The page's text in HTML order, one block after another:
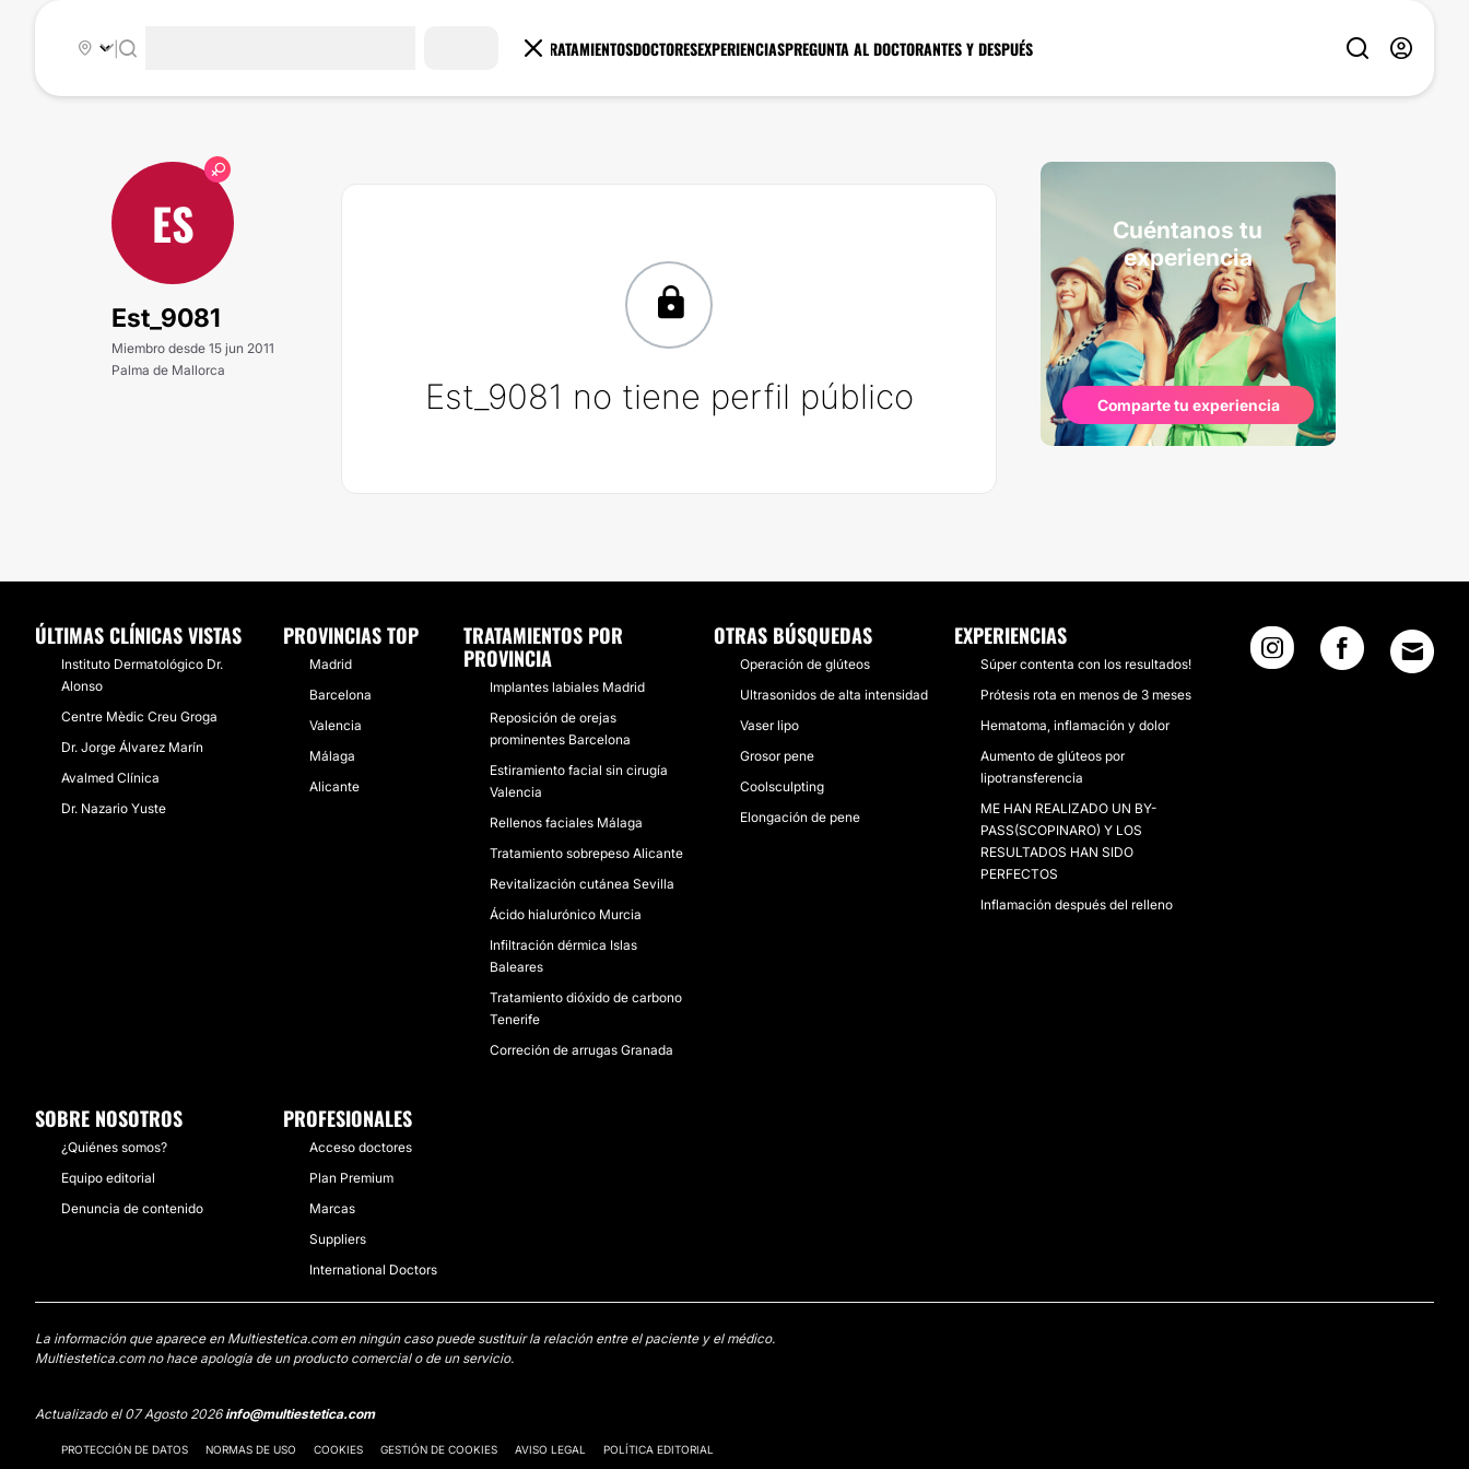
TRATAMIENTOSDOCTORESEXPERIENCIASPREGUNTA AL DOCTORANTES Y DESPUÉS
|
ES
Est_9081
Miembro desde 15 jun 2011
Palma de Mallorca
Est_9081 no tiene perfil público
Cuéntanos tu
experiencia
Comparte tu experiencia
ÚLTIMAS CLÍNICAS VISTAS
Instituto Dermatológico Dr.
Alonso
Centre Mèdic Creu Groga
Dr. Jorge Álvarez Marín
Avalmed Clínica
Dr. Nazario Yuste
PROVINCIAS TOP
Madrid
Barcelona
Valencia
Málaga
Alicante
TRATAMIENTOS POR
PROVINCIA
Implantes labiales Madrid
Reposición de orejas
prominentes Barcelona
Estiramiento facial sin cirugía
Valencia
Rellenos faciales Málaga
Tratamiento sobrepeso Alicante
Revitalización cutánea Sevilla
Ácido hialurónico Murcia
Infiltración dérmica Islas
Baleares
Tratamiento dióxido de carbono
Tenerife
Correción de arrugas Granada
OTRAS BÚSQUEDAS
Operación de glúteos
Ultrasonidos de alta intensidad
Vaser lipo
Grosor pene
Coolsculpting
Elongación de pene
EXPERIENCIAS
Súper contenta con los resultados!
Prótesis rota en menos de 3 meses
Hematoma, inflamación y dolor
Aumento de glúteos por
lipotransferencia
ME HAN REALIZADO UN BY-
PASS(SCOPINARO) Y LOS
RESULTADOS HAN SIDO
PERFECTOS
Inflamación después del relleno
SOBRE NOSOTROS
¿Quiénes somos?
Equipo editorial
Denuncia de contenido
PROFESIONALES
Acceso doctores
Plan Premium
Marcas
Suppliers
International Doctors
La información que aparece en Multiestetica.com en ningún caso puede sustituir la relación entre el paciente y el médico.
Multiestetica.com no hace apología de un producto comercial o de un servicio.
Actualizado el 07 Agosto 2026info@multiestetica.com
PROTECCIÓN DE DATOS NORMAS DE USO COOKIES GESTIÓN DE COOKIES AVISO LEGAL POLÍTICA EDITORIAL